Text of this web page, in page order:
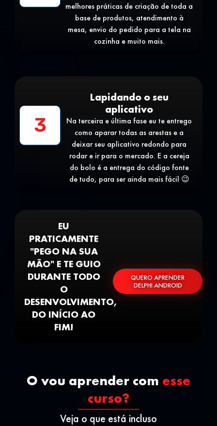
melhores práticas de criação de toda a
base de produtos, atendimento à
mesa, envio do pedido para a tela na
cozinha e muito mais.
3
Lapidando o seu
aplicativo
Na terceira e última fase eu te entrego
como aparar todas as arestas e a
deixar seu aplicativo redondo para
rodar e ir para o mercado. E a cereja
do bolo é a entrega do código fonte
de tudo, para ser ainda mais fácil 😉
EU
PRATICAMENTE
"PEGO NA SUA
MÃO" E TE GUIO
DURANTE TODO
O
DESENVOLVIMENTO,
DO INÍCIO AO
FIM!
QUERO APRENDER
DELPHI ANDROID
O vou aprender com esse
curso?
Veja o que está incluso